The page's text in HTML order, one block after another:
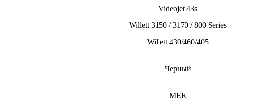
Videojet 43s
Willett 3150 / 3170 / 800 Series
Willett 430/460/405
Черный
MEK